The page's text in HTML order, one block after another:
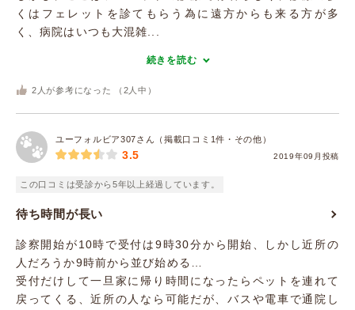
くはフェレットを診てもらう為に遠方からも来る方が多
く、病院はいつも大混雑...
続きを読む
2 人が参考になった （ 2 人中）
ユーフォルビア307さん（掲載口コミ1件・その他）
2019年09月投稿
3.5
この口コミは受診から5年以上経過しています。
待ち時間が長い
診察開始が10時で受付は9時30分から開始、しかし近所の
人だろうか9時前から並び始める…
受付だけして一旦家に帰り時間になったらペットを連れて
戻ってくる、近所の人なら可能だが、バスや電車で通院し